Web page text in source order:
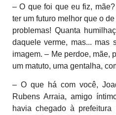
– O que foi que eu fiz,
ter um futuro melhor que o
problemas! Quanta
daquele verme, mas... mas
imagem. – Me perdoe, mãe,
um matuto, uma gentalha,
– O que há com você,
Rubens Arraia, amigo
havia chegado à